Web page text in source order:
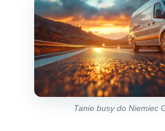
Tanie busy do Niemiec